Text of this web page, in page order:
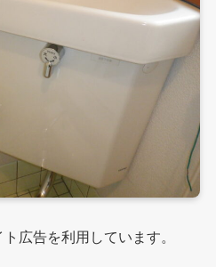
広告を利用しています。